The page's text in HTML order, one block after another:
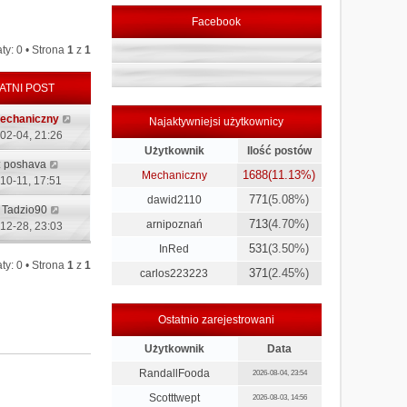
0 • Strona 1z 1
POST
04, 21:26
poshava
11, 17:51
Tadzio90
28, 23:03
0 • Strona 1z 1
Facebook
Najaktywniejsi użytkownicy
Użytkownik
Ilość postów
Mechaniczny
1688(11.13%)
dawid2110 771(5.08%)
arnipoznań 713(4.70%)
InRed 531(3.50%)
carlos223223 371(2.45%)
Ostatnio zarejestrowani
Użytkownik
Data
RandallFooda
2026-08-04, 23:54
Scotttwept 2026-08-03, 14:56